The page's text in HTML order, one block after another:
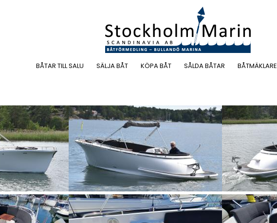
BÅTAR TILL SALU SÄLJA BÅT KÖPA BÅT SÅLDA BÅTAR BÅTMÄKLARE